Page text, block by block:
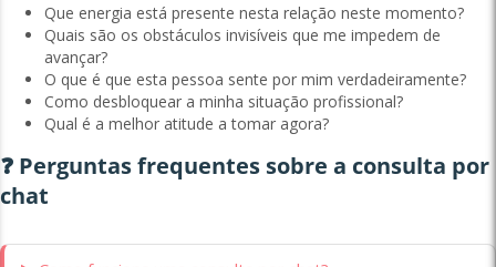
Que energia está presente nesta relação neste momento?
Quais são os obstáculos invisíveis que me impedem de
avançar?
O que é que esta pessoa sente por mim verdadeiramente?
Como desbloquear a minha situação profissional?
Qual é a melhor atitude a tomar agora?
❓ Perguntas frequentes sobre a consulta por
chat